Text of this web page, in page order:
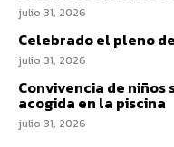
julio 31, 2026
Celebrado el pleno
julio 31, 2026
Convivencia de niños
acogida en la piscina
julio 31, 2026